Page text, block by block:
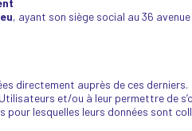
, ayant son siège social au 36
directement auprès de ces derniers.
et/ou à leur permettre de
lesquelles leurs données sont